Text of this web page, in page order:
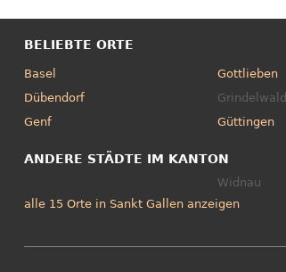
BELIEBTE ORTE
Basel
Dübendorf
Genf
Gottlieben
Grindelwald
Güttingen
ANDERE STÄDTE IM KANTON
Widnau
alle 15 Orte in Sankt Gallen anzeigen